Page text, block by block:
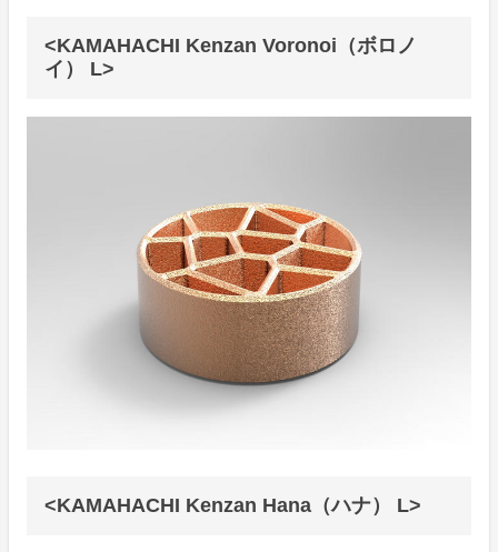
<KAMAHACHI Kenzan Voronoi（ボロノ
イ） L>
<KAMAHACHI Kenzan Hana（ハナ） L>